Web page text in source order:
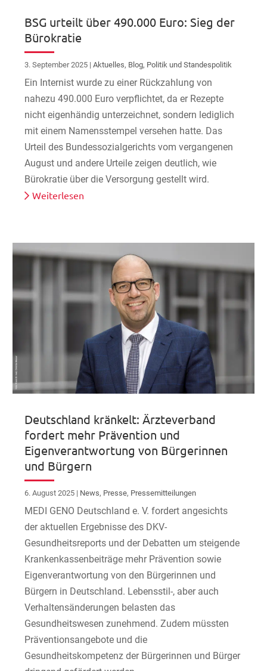
BSG urteilt über 490.000 Euro: Sieg der
Bürokratie
3. September 2025 |Aktuelles, Blog, Politik und Standespolitik
Ein Internist wurde zu einer Rückzahlung von
nahezu 490.000 Euro verpflichtet, da er Rezepte
nicht eigenhändig unterzeichnet, sondern lediglich
mit einem Namensstempel versehen hatte. Das
Urteil des Bundessozialgerichts vom vergangenen
August und andere Urteile zeigen deutlich, wie
Bürokratie über die Versorgung gestellt wird.
Weiterlesen
Deutschland kränkelt: Ärzteverband
fordert mehr Prävention und
Eigenverantwortung von Bürgerinnen
und Bürgern
6. August 2025 | News, Presse, Pressemitteilungen
MEDI GENO Deutschland e. V. fordert angesichts
der aktuellen Ergebnisse des DKV-
Gesundheitsreports und der Debatten um steigende
Krankenkassenbeiträge mehr Prävention sowie
Eigenverantwortung von den Bürgerinnen und
Bürgern in Deutschland. Lebensstil-, aber auch
Verhaltensänderungen belasten das
Gesundheitswesen zunehmend. Zudem müssten
Präventionsangebote und die
Gesundheitskompetenz der Bürgerinnen und Bürger